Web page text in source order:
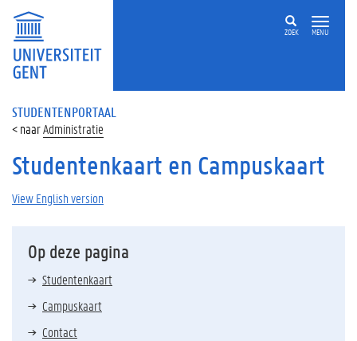
ZOEK MENU
STUDENTENPORTAAL
Administratie
Studentenkaart en Campuskaart
View English version
Op deze pagina
Studentenkaart
Campuskaart
Contact